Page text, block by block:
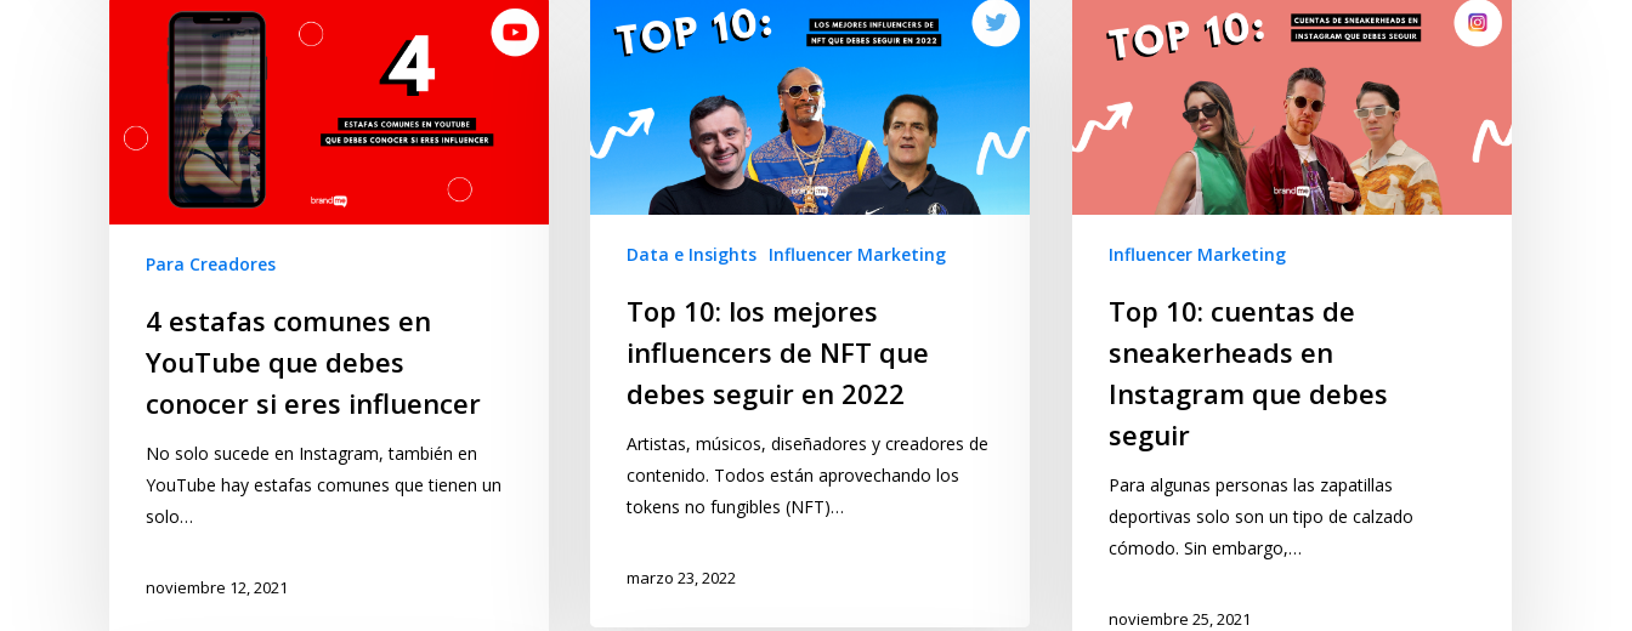
Data e Insights Influencer Marketing
Top 10: los mejores
influencers de NFT que
debes seguir en 2022
Artistas, músicos, diseñadores y creadores de
contenido. Todos están aprovechando los
tokens no fungibles (NFT)…
marzo 23, 2022
Influencer Marketing
Top 10: cuentas de
sneakerheads en
Instagram que debes
seguir
Para algunas personas las zapatillas
deportivas solo son un tipo de calzado
cómodo. Sin embargo,…
noviembre 25, 2021
Para Creadores
4 estafas comunes en
YouTube que debes
conocer si eres influencer
No solo sucede en Instagram, también en
YouTube hay estafas comunes que tienen un
solo…
noviembre 12, 2021